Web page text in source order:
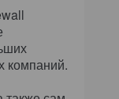
компаний.